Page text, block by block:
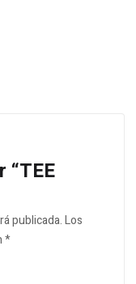
“TEE
publicada.Los
*